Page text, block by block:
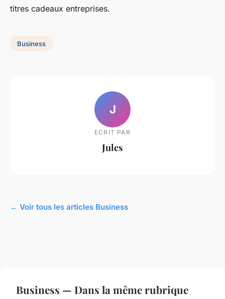
titres cadeaux entreprises.
Business
J
ECRIT PAR
Jules
← Voir tous les articles Business
Business — Dans la même rubrique